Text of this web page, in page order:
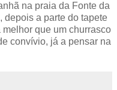
na praia da Fonte da
depois a parte do tapete
que um churrasco
convívio, já a pensar na